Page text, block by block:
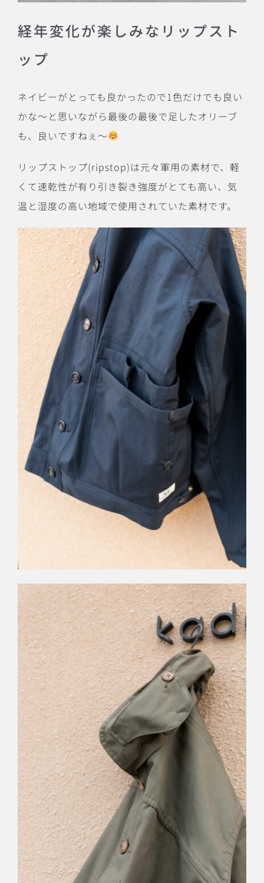
経年変化が楽しみなリップスト
ップ
ネイビーがとっても良かったので1 色だけでも良い
かな〜と思いながら最後の最後で足したオリーブ
も、良いですねぇ〜
リップストップ(ripstop)は元々軍用の素材で、軽
くて速乾性が有り引き裂き強度がとても高い、気
温と湿度の高い地域で使用されていた素材です。